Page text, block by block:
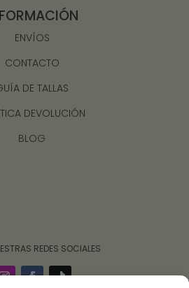
ENVÍOS
CONTACTO
DE TALLAS
DEVOLUCIÓN
BLOG
REDES SOCIALES